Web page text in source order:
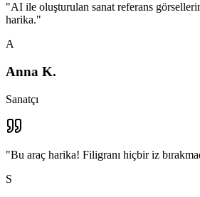
"AI ile oluşturulan sanat referans
harika."
A
Anna K.
Sanatçı
"Bu araç harika! Filigranı hiçbir iz
S